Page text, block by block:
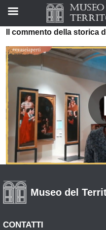
Il commento della storica
Museo del
CONTATTI